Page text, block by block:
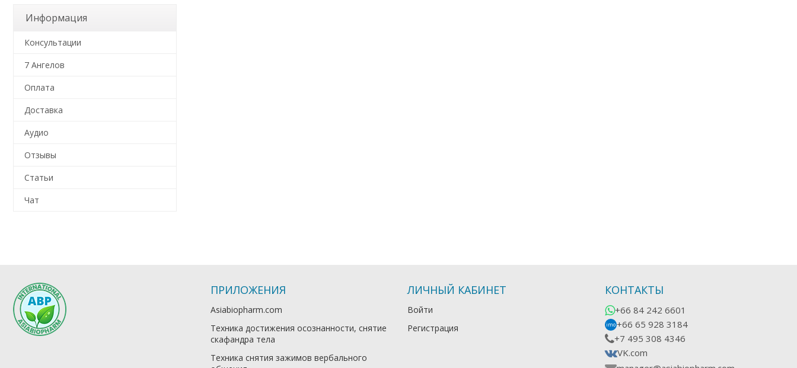
Информация
Консультации
7 Ангелов
Оплата
Доставка
Аудио
Отзывы
Статьи
Чат
ПРИЛОЖЕНИЯ
Asiabiopharm.com
Техника достижения осознанности, снятие
скафандра тела
Техника снятия зажимов вербального
ЛИЧНЫЙ КАБИНЕТ
Войти
Регистрация
КОНТАКТЫ
+66 84 242 6601
imo+66 65 928 3184
+7 495 308 4346
VK.com